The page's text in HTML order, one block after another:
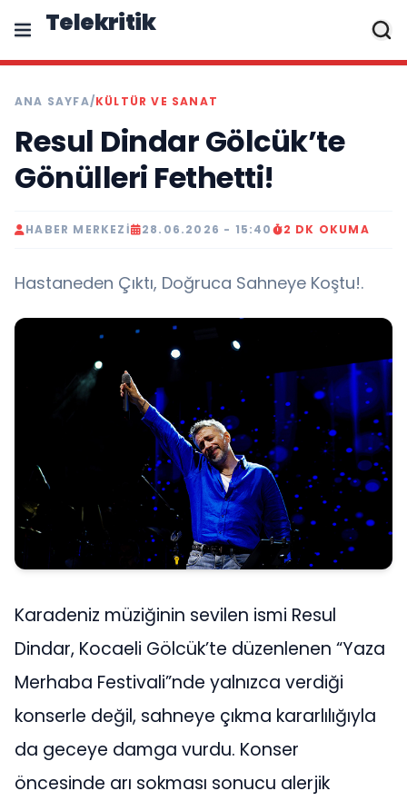
Telekritik
ANA SAYFA/KÜLTÜR VE SANAT
Resul Dindar Gölcük’te
Gönülleri Fethetti!
HABER MERKEZI 28.06.2026 - 15:40 2 DK OKUMA
Hastaneden Çıktı, Doğruca Sahneye Koştu!.
Karadeniz müziğinin sevilen ismi Resul
Dindar, Kocaeli Gölcük’te düzenlenen “Yaza
Merhaba Festivali”nde yalnızca verdiği
konserle değil, sahneye çıkma kararlılığıyla
da geceye damga vurdu. Konser
öncesinde arı sokması sonucu alerjik